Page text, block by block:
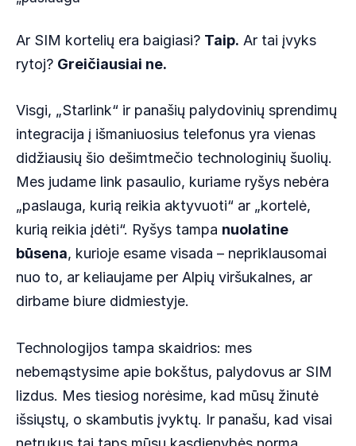
Ar SIM kortelių era baigiasi? Taip. Ar tai įvyks
rytoj? Greičiausiai ne.
Visgi, „Starlink“ ir panašių palydovinių sprendimų
integracija į išmaniuosius telefonus yra vienas
didžiausių šio dešimtmečio technologinių šuolių.
Mes judame link pasaulio, kuriame ryšys nebėra
„paslauga, kurią reikia aktyvuoti“ ar „kortelė,
kurią reikia įdėti“. Ryšys tampa nuolatine
būsena, kurioje esame visada – nepriklausomai
nuo to, ar keliaujame per Alpių viršukalnes, ar
dirbame biure didmiestyje.
Technologijos tampa skaidrios: mes
nebemąstysime apie bokštus, palydovus ar SIM
lizdus. Mes tiesiog norėsime, kad mūsų žinutė
išsiųstų, o skambutis įvyktų. Ir panašu, kad visai